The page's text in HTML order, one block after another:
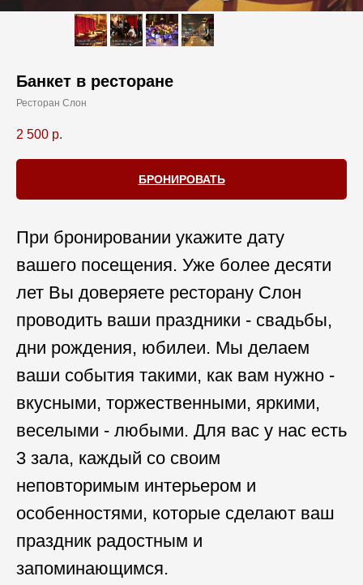
Банкет в ресторане
Ресторан Слон
2 500 р.
БРОНИРОВАТЬ
При бронировании укажите дату
вашего посещения. Уже более десяти
лет Вы доверяете ресторану Слон
проводить ваши праздники - свадьбы,
дни рождения, юбилеи. Мы делаем
ваши события такими, как вам нужно -
вкусными, торжественными, яркими,
веселыми - любыми. Для вас у нас есть
3 зала, каждый со своим
неповторимым интерьером и
особенностями, которые сделают ваш
праздник радостным и
запоминающимся.